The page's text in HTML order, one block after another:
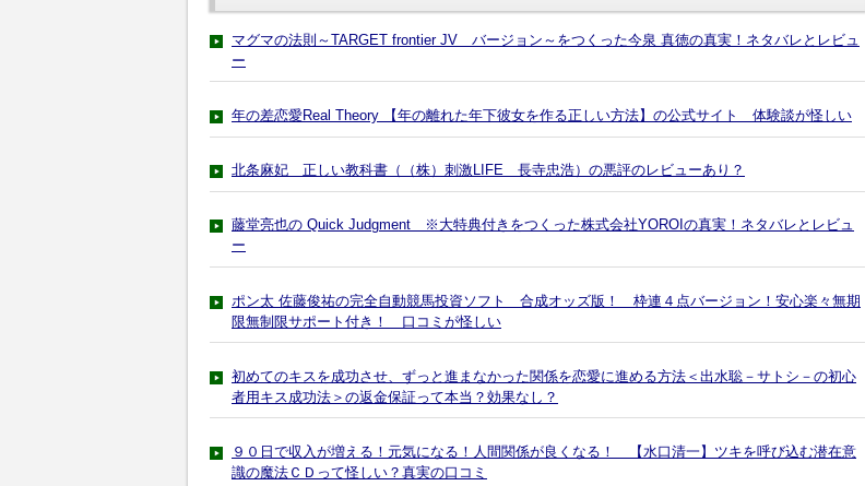
マグマの法則～TARGET frontier JV バージョン～をつくった今泉 真徳の真実！ネタバレとレビュ
ー
年の差恋愛Real Theory 【年の離れた年下彼女を作る正しい方法】の公式サイト 体験談が怪しい
北条麻妃 正しい教科書（（株）刺激LIFE 長寺忠浩）の悪評のレビューあり？
藤堂亮也の Quick Judgment ※大特典付きをつくった株式会社YOROIの真実！ネタバレとレビュ
ー
ポン太 佐藤俊祐の完全自動競馬投資ソフト 合成オッズ版！ 枠連４点バージョン！安心楽々無期
限無制限サポート付き！ 口コミが怪しい
初めてのキスを成功させ、ずっと進まなかった関係を恋愛に進める方法＜出水聡－サトシ－の初心
者用キス成功法＞の返金保証って本当？効果なし？
９０日で収入が増える！元気になる！人間関係が良くなる！ 【水口清一】ツキを呼び込む潜在意
識の魔法ＣＤって怪しい？真実の口コミ